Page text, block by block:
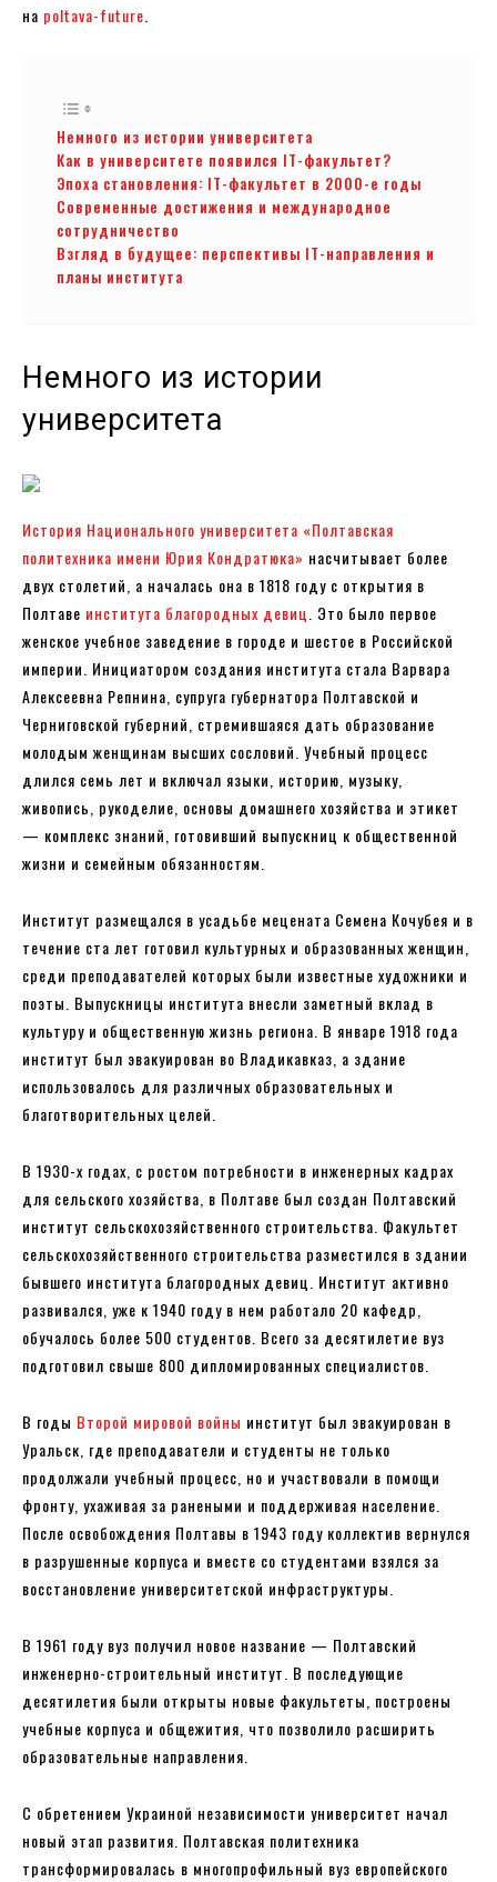
на poltava-future
Немного из истории университета
Как в университете появился IT-факультет?
Эпоха становления: IT-факультет в 2000-е годы
Современные достижения и международное
сотрудничество
Взгляд в будущее: перспективы IT-направления и
планы института
Немного из истории
университета
История Национального университета «Полтавская
политехника имени Юрия Кондратюка» насчитывает более
двух столетий, а началась она в 1818 году с открытия в
Полтаве института благородных девиц . Это было первое
женское учебное заведение в городе и шестое в Российской
империи. Инициатором создания института стала Варвара
Алексеевна Репнина, супруга губернатора Полтавской и
Черниговской губерний, стремившаяся дать образование
молодым женщинам высших сословий. Учебный процесс
длился семь лет и включал языки, историю, музыку,
живопись, рукоделие, основы домашнего хозяйства и этикет
— комплекс знаний, готовивший выпускниц к общественной
жизни и семейным обязанностям.
Институт размещался в усадьбе мецената Семена Кочубея и в
течение ста лет готовил культурных и образованных женщин,
среди преподавателей которых были известные художники и
поэты. Выпускницы института внесли заметный вклад в
культуру и общественную жизнь региона. В январе 1918 года
институт был эвакуирован во Владикавказ, а здание
использовалось для различных образовательных и
благотворительных целей.
В 1930-х годах, с ростом потребности в инженерных кадрах
для сельского хозяйства, в Полтаве был создан Полтавский
институт сельскохозяйственного строительства. Факультет
сельскохозяйственного строительства разместился в здании
бывшего института благородных девиц. Институт активно
развивался, уже к 1940 году в нем работало 20 кафедр,
обучалось более 500 студентов. Всего за десятилетие вуз
подготовил свыше 800 дипломированных специалистов.
В годы Второй мировой войны институт был эвакуирован в
Уральск, где преподаватели и студенты не только
продолжали учебный процесс, но и участвовали в помощи
фронту, ухаживая за ранеными и поддерживая население.
После освобождения Полтавы в 1943 году коллектив вернулся
в разрушенные корпуса и вместе со студентами взялся за
восстановление университетской инфраструктуры.
В 1961 году вуз получил новое название — Полтавский
инженерно-строительный институт. В последующие
десятилетия были открыты новые факультеты, построены
учебные корпуса и общежития, что позволило расширить
образовательные направления.
С обретением Украиной независимости университет начал
новый этап развития. Полтавская политехника
трансформировалась в многопрофильный вуз европейского